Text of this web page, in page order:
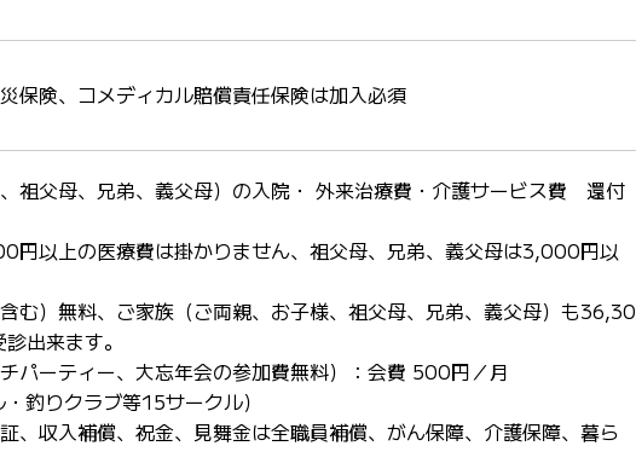
保険、コメディカル賠償責任保険は加入必須
祖父母、兄弟、義父母）の入院・ 外来治療費・介護サービス費 還付
円以上の医療費は掛かりません、祖父母、兄弟、義父母は3,000円以
む）無料、ご家族（ご両親、お子様、祖父母、兄弟、義父母）も36,30
出来ます。
パーティー、大忘年会の参加費無料）：会費 500円／月
釣りクラブ等15サークル）
、収入補償、祝金、見舞金は全職員補償、がん保障、介護保障、暮ら